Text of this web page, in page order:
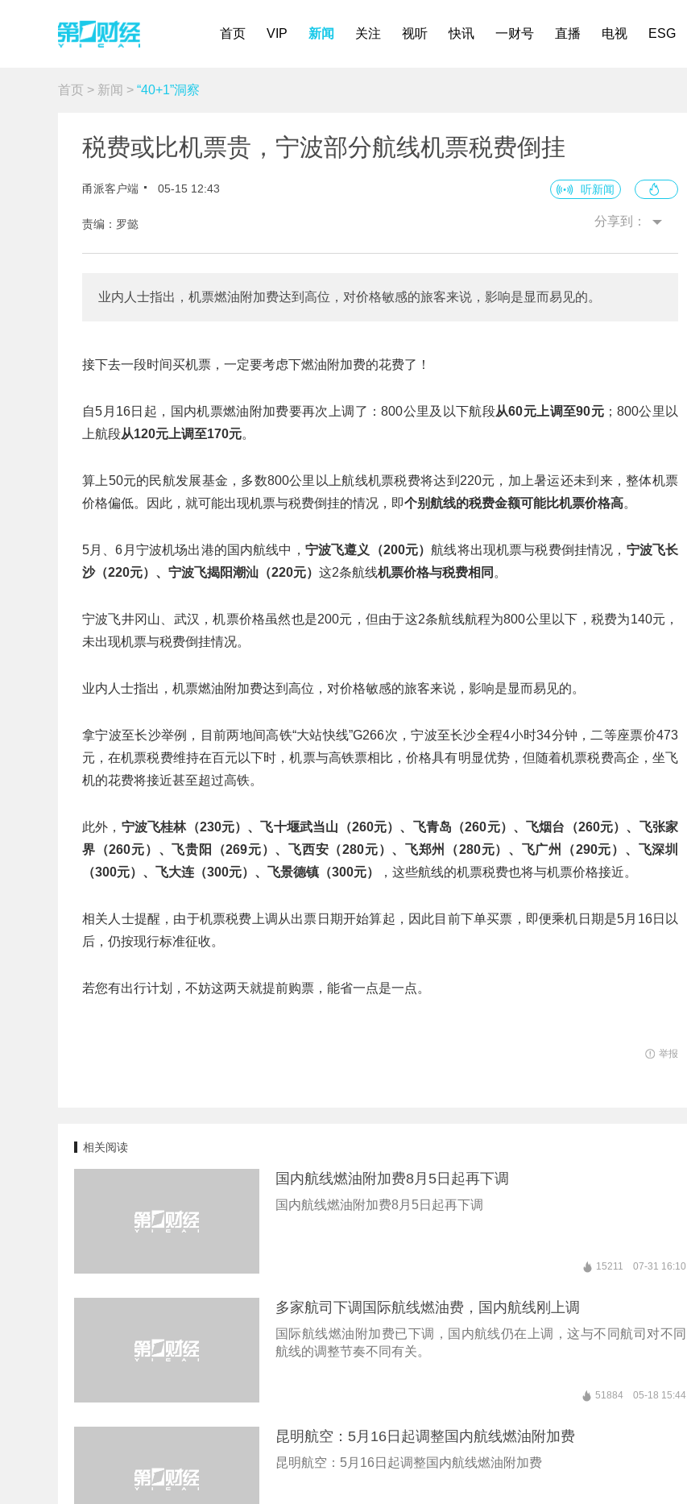
首页 VIP 新闻 关注 视听 快讯 一财号 直播 电视 ESG
首页 > 新闻 > “40+1”洞察
税费或比机票贵，宁波部分航线机票税费倒挂
甬派客户端 05-15 12:43 听新闻
责编：罗懿 分享到：
业内人士指出，机票燃油附加费达到高位，对价格敏感的旅客来说，影响是显而易见的。
接下去一段时间买机票，一定要考虑下燃油附加费的花费了！
自5月16日起，国内机票燃油附加费要再次上调了：800公里及以下航段从60元上调至90元；800公里以
上航段从120元上调至170元。
算上50元的民航发展基金，多数800公里以上航线机票税费将达到220元，加上暑运还未到来，整体机票
价格偏低。因此，就可能出现机票与税费倒挂的情况，即个别航线的税费金额可能比机票价格高。
5月、6月宁波机场出港的国内航线中， 宁波飞遵义（200元）航线将出现机票与税费倒挂情况， 宁波飞长
沙（220元）、宁波飞揭阳潮汕（220元） 这2条航线机票价格与税费相同 。
宁波飞井冈山、武汉，机票价格虽然也是200元，但由于这2条航线航程为800公里以下，税费为140元，
未出现机票与税费倒挂情况。
业内人士指出，机票燃油附加费达到高位，对价格敏感的旅客来说，影响是显而易见的。
拿宁波至长沙举例，目前两地间高铁“大站快线”G266次，宁波至长沙全程4小时34分钟，二等座票价473
元，在机票税费维持在百元以下时，机票与高铁票相比，价格具有明显优势，但随着机票税费高企，坐飞
机的花费将接近甚至超过高铁。
此外， 宁波飞桂林（230元）、飞十堰武当山（260元）、飞青岛（260元）、飞烟台（260元）、飞张家
界（260元）、飞贵阳（269元）、飞西安（280元）、飞郑州（280元）、飞广州（290元）、飞深圳
（300元）、飞大连（300元）、飞景德镇（300元）
，这些航线的机票税费也将与机票价格接近。
相关人士提醒，由于机票税费上调从出票日期开始算起，因此目前下单买票，即便乘机日期是5月16日以
后，仍按现行标准征收。
若您有出行计划，不妨这两天就提前购票，能省一点是一点。
举报
相关阅读
国内航线燃油附加费8月5日起再下调
国内航线燃油附加费8月5日起再下调
15211 07-31 16:10
多家航司下调国际航线燃油费，国内航线刚上调
国际航线燃油附加费已下调，国内航线仍在上调，这与不同航司对不同
航线的调整节奏不同有关。
51884 05-18 15:44
昆明航空：5月16日起调整国内航线燃油附加费
昆明航空：5月16日起调整国内航线燃油附加费